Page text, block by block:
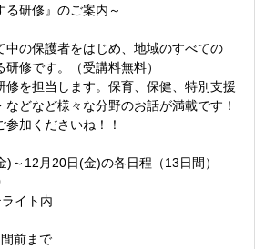
る研修』のご案内～
の保護者をはじめ、地域のすべての
修です。（受講料無料）
修を担当します。保育、保健、特別支援
どなど様々な分野のお話が満載です！
加くださいね！！
)～12月20日(金)の各日程（13日間）
イト内
前まで